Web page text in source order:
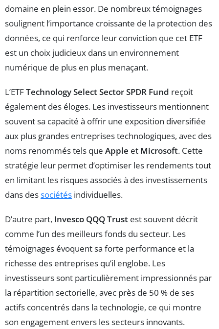
domaine en plein essor. De nombreux témoignages
soulignent l’importance croissante de la protection des
données, ce qui renforce leur conviction que cet ETF
est un choix judicieux dans un environnement
numérique de plus en plus menaçant.
L’ETFTechnology Select Sector SPDR Fund reçoit
également des éloges. Les investisseurs mentionnent
souvent sa capacité à offrir une exposition diversifiée
aux plus grandes entreprises technologiques, avec des
noms renommés tels que Apple et Microsoft. Cette
stratégie leur permet d’optimiser les rendements tout
en limitant les risques associés à des investissements
dans dessociétés individuelles.
D’autre part, Invesco QQQ Trust est souvent décrit
comme l’un des meilleurs fonds du secteur. Les
témoignages évoquent sa forte performance et la
richesse des entreprises qu’il englobe. Les
investisseurs sont particulièrement impressionnés par
la répartition sectorielle, avec près de 50 % de ses
actifs concentrés dans la technologie, ce qui montre
son engagement envers les secteurs innovants.